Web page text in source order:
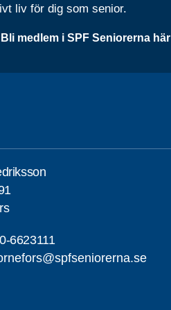
liv för dig som senior.
Bli medlem i SPF Seniorerna här
6623111